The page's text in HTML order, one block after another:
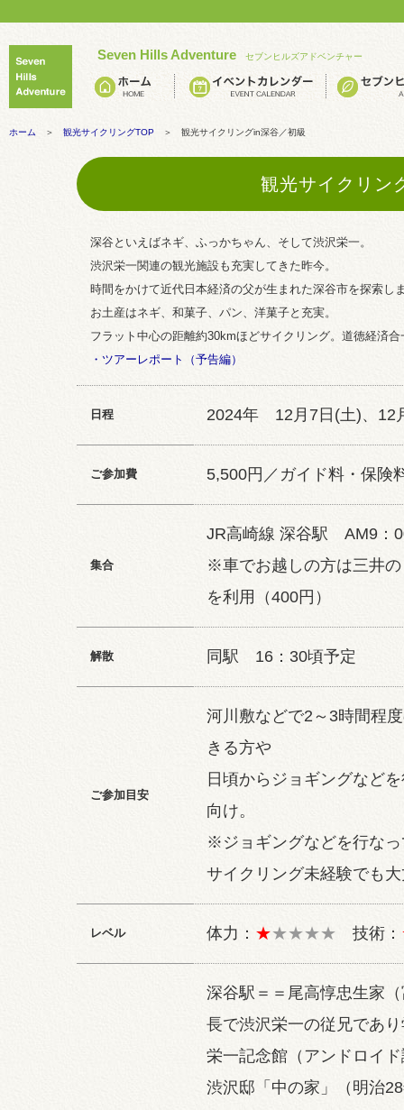
Seven Hills Adventure セブンヒルズアドベンチャー
ホーム ＞ 観光サイクリングTOP ＞ 観光サイクリングin深谷／初級
観光サイクリン
深谷といえばネギ、ふっかちゃん、そして渋沢栄一。
渋沢栄一関連の観光施設も充実してきた昨今。
時間をかけて近代日本経済の父が生まれた深谷市を探索し
お土産はネギ、和菓子、パン、洋菓子と充実。
フラット中心の距離約30kmほどサイクリング。道徳経済
・ツアーレポート（予告編）
日程 2024年 12月7日(土)、12
ご参加費 5,500円／ガイド料・保険
集合
JR高崎線 深谷駅 AM9：
※車でお越しの方は三井
を利用（400円）
解散 同駅 16：30頃予定
ご参加目安
河川敷などで2～3時間程
きる方や
日頃からジョギングなど
向け。
※ジョギングなどを行な
サイクリング未経験でも
レベル 体力： ★★★★★ 技術：
深谷駅＝＝尾高惇忠生家
長で渋沢栄一の従兄であ
栄一記念館（アンドロイ
渋沢邸「中の家」（明治